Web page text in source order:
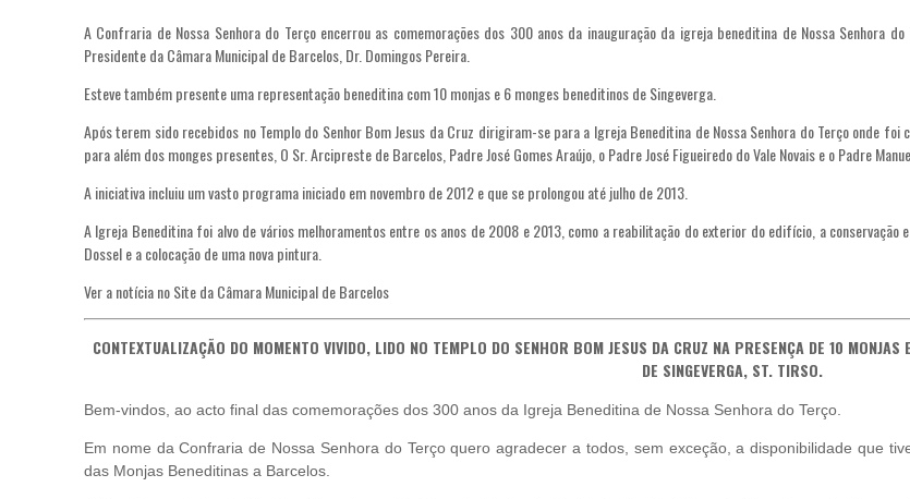
A Confraria de Nossa Senhora do Terço encerrou as comemorações dos 300 anos da inauguração da igreja beneditina de Nossa Senhora
Presidente da Câmara Municipal de Barcelos, Dr. Domingos Pereira.
Esteve também presente uma representação beneditina com 10 monjas e 6 monges beneditinos de Singeverga.
Após terem sido recebidos no Templo do Senhor Bom Jesus da Cruz dirigiram-se para a Igreja Beneditina de Nossa Senhora do Terço onde
para além dos monges presentes, O Sr. Arcipreste de Barcelos, Padre José Gomes Araújo, o Padre José Figueiredo do Vale Novais e o Padre
A iniciativa incluiu um vasto programa iniciado em novembro de 2012 e que se prolongou até julho de 2013.
A Igreja Beneditina foi alvo de vários melhoramentos entre os anos de 2008 e 2013, como a reabilitação do exterior do edifício, a
Dossel e a colocação de uma nova pintura.
Ver a notícia noSite da Câmara Municipal de Barcelos
CONTEXTUALIZAÇÃO DO MOMENTO VIVIDO, LIDO NO TEMPLO DO SENHOR BOM JESUS DA CRUZ NA PRESENÇA DE 10
DE SINGEVERGA, ST. TIRSO.
Bem-vindos, ao acto final das comemorações dos 300 anos da Igreja Beneditina de Nossa Senhora do Terço.
Em nome da Confraria de Nossa Senhora do Terço quero agradecer a todos, sem exceção, a disponibilidade que
das Monjas Beneditinas a Barcelos.